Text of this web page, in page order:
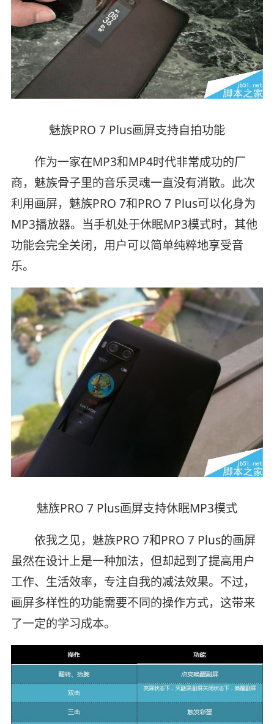
魅族PRO 7 Plus画屏支持自拍功能
作为一家在MP3和MP4时代非常成功的厂
商，魅族骨子里的音乐灵魂一直没有消散。此次
利用画屏，魅族PRO 7和PRO 7 Plus可以化身为
MP3播放器。当手机处于休眠MP3模式时，其他
功能会完全关闭，用户可以简单纯粹地享受音
乐。
魅族PRO 7 Plus画屏支持休眠MP3模式
依我之见，魅族PRO 7和PRO 7 Plus的画屏
虽然在设计上是一种加法，但却起到了提高用户
工作、生活效率，专注自我的减法效果。不过，
画屏多样性的功能需要不同的操作方式，这带来
了一定的学习成本。